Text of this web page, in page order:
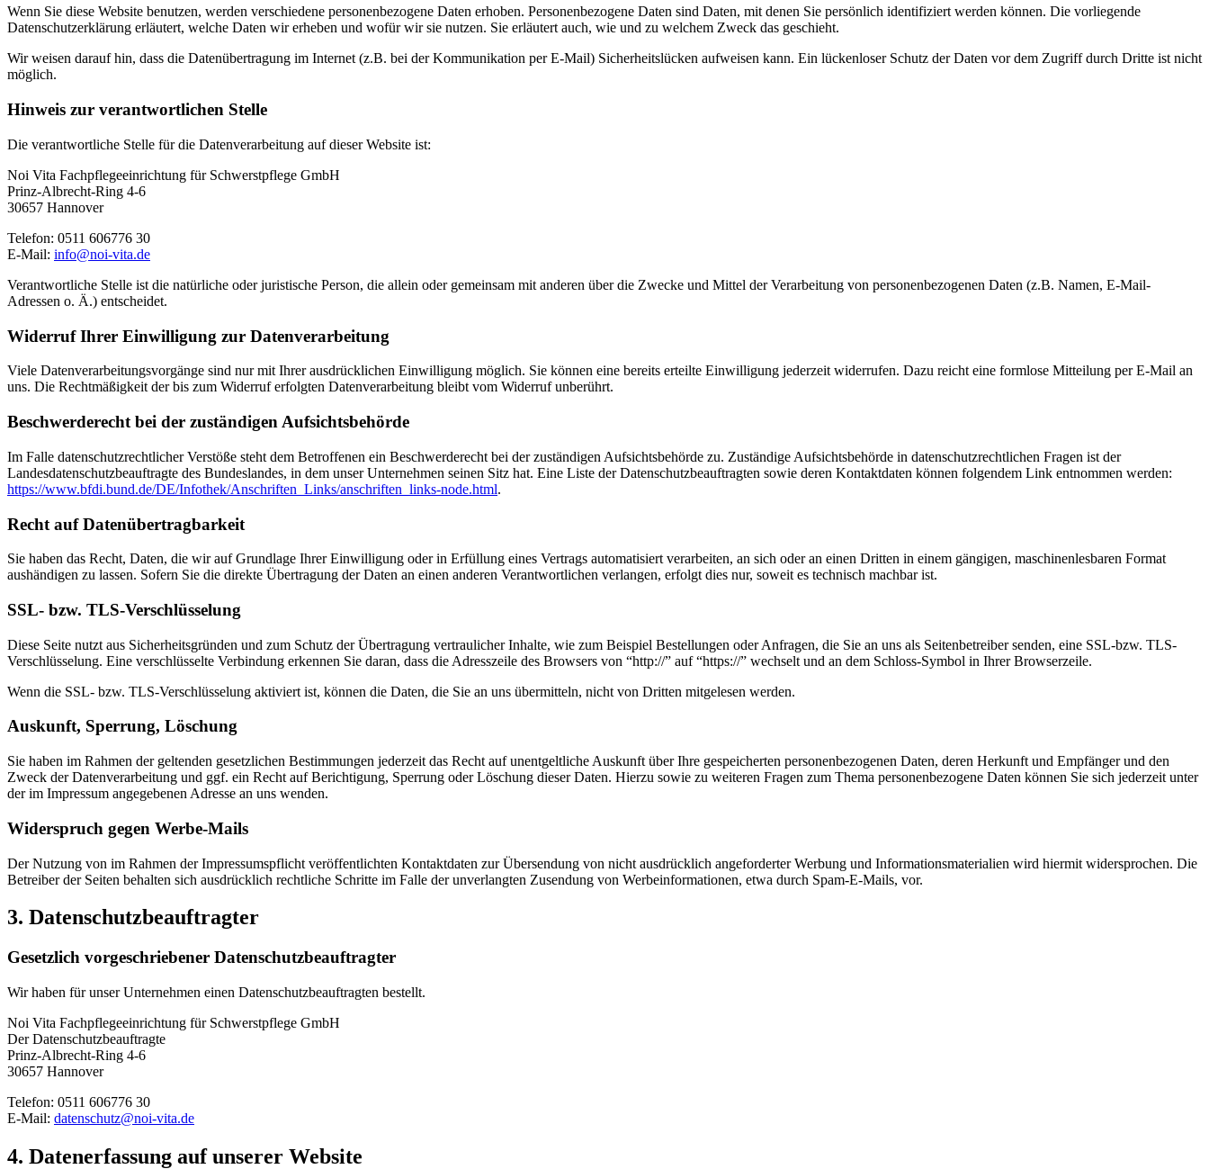
Wenn Sie diese Website benutzen, werden verschiedene personenbezogene Daten erhoben. Personenbezogene Daten sind Daten, mit denen Sie persönlich identifiziert werden können. Die vorliegende
Datenschutzerklärung erläutert, welche Daten wir erheben und wofür wir sie nutzen. Sie erläutert auch, wie und zu welchem Zweck das geschieht.
Wir weisen darauf hin, dass die Datenübertragung im Internet (z.B. bei der Kommunikation per E-Mail) Sicherheitslücken aufweisen kann. Ein lückenloser Schutz der Daten vor dem Zugriff durch Dritte ist nicht
möglich.
Hinweis zur verantwortlichen Stelle
Die verantwortliche Stelle für die Datenverarbeitung auf dieser Website ist:
Noi Vita Fachpflegeeinrichtung für Schwerstpflege GmbH
Prinz-Albrecht-Ring 4-6
30657 Hannover
Telefon: 0511 606776 30
E-Mail: info@noi-vita.de
Verantwortliche Stelle ist die natürliche oder juristische Person, die allein oder gemeinsam mit anderen über die Zwecke und Mittel der Verarbeitung von personenbezogenen Daten (z.B. Namen, E-Mail-
Adressen o. Ä.) entscheidet.
Widerruf Ihrer Einwilligung zur Datenverarbeitung
Viele Datenverarbeitungsvorgänge sind nur mit Ihrer ausdrücklichen Einwilligung möglich. Sie können eine bereits erteilte Einwilligung jederzeit widerrufen. Dazu reicht eine formlose Mitteilung per E-Mail an
uns. Die Rechtmäßigkeit der bis zum Widerruf erfolgten Datenverarbeitung bleibt vom Widerruf unberührt.
Beschwerderecht bei der zuständigen Aufsichtsbehörde
Im Falle datenschutzrechtlicher Verstöße steht dem Betroffenen ein Beschwerderecht bei der zuständigen Aufsichtsbehörde zu. Zuständige Aufsichtsbehörde in datenschutzrechtlichen Fragen ist der
Landesdatenschutzbeauftragte des Bundeslandes, in dem unser Unternehmen seinen Sitz hat. Eine Liste der Datenschutzbeauftragten sowie deren Kontaktdaten können folgendem Link entnommen werden:
https://www.bfdi.bund.de/DE/Infothek/Anschriften_Links/anschriften_links-node.html.
Recht auf Datenübertragbarkeit
Sie haben das Recht, Daten, die wir auf Grundlage Ihrer Einwilligung oder in Erfüllung eines Vertrags automatisiert verarbeiten, an sich oder an einen Dritten in einem gängigen, maschinenlesbaren Format
aushändigen zu lassen. Sofern Sie die direkte Übertragung der Daten an einen anderen Verantwortlichen verlangen, erfolgt dies nur, soweit es technisch machbar ist.
SSL- bzw. TLS-Verschlüsselung
Diese Seite nutzt aus Sicherheitsgründen und zum Schutz der Übertragung vertraulicher Inhalte, wie zum Beispiel Bestellungen oder Anfragen, die Sie an uns als Seitenbetreiber senden, eine SSL-bzw. TLS-
Verschlüsselung. Eine verschlüsselte Verbindung erkennen Sie daran, dass die Adresszeile des Browsers von “http://” auf “https://” wechselt und an dem Schloss-Symbol in Ihrer Browserzeile.
Wenn die SSL- bzw. TLS-Verschlüsselung aktiviert ist, können die Daten, die Sie an uns übermitteln, nicht von Dritten mitgelesen werden.
Auskunft, Sperrung, Löschung
Sie haben im Rahmen der geltenden gesetzlichen Bestimmungen jederzeit das Recht auf unentgeltliche Auskunft über Ihre gespeicherten personenbezogenen Daten, deren Herkunft und Empfänger und den
Zweck der Datenverarbeitung und ggf. ein Recht auf Berichtigung, Sperrung oder Löschung dieser Daten. Hierzu sowie zu weiteren Fragen zum Thema personenbezogene Daten können Sie sich jederzeit unter
der im Impressum angegebenen Adresse an uns wenden.
Widerspruch gegen Werbe-Mails
Der Nutzung von im Rahmen der Impressumspflicht veröffentlichten Kontaktdaten zur Übersendung von nicht ausdrücklich angeforderter Werbung und Informationsmaterialien wird hiermit widersprochen. Die
Betreiber der Seiten behalten sich ausdrücklich rechtliche Schritte im Falle der unverlangten Zusendung von Werbeinformationen, etwa durch Spam-E-Mails, vor.
3. Datenschutzbeauftragter
Gesetzlich vorgeschriebener Datenschutzbeauftragter
Wir haben für unser Unternehmen einen Datenschutzbeauftragten bestellt.
Noi Vita Fachpflegeeinrichtung für Schwerstpflege GmbH
Der Datenschutzbeauftragte
Prinz-Albrecht-Ring 4-6
30657 Hannover
Telefon: 0511 606776 30
E-Mail: datenschutz@noi-vita.de
4. Datenerfassung auf unserer Website